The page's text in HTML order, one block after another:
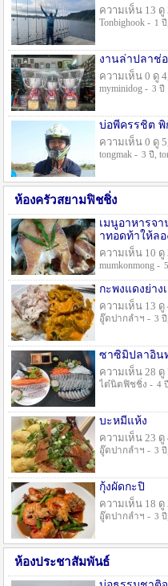
ความเห็น 13 ดู
Tonbighook - 1 ปี
งานล่าปลาช่
ความเห็น 0 ดู
myminidog - 3 ปี
บ่อพี่ครรชิต พิ
ความเห็น 0 ดู
tongmak - 3 ปี ,
ห้องครัวสยามฟิชชิ่ง
เมนูอาหารจ
าทอดท้าให้ลอ
ความเห็น 10 ดู
mumkonmong -
กะพงแดงย่าง
ความเห็น 13 ดู
อู๊ดปากลำฯ - 3 ปี
ซาซิมิปลาอิน
ความเห็น 28 ดู
ไต๋นิตฟิชชิ่ง - 4 ปี
บะหมี่แห้ง
ความเห็น 23 ดู
อู๊ดปากลำฯ - 3 ปี
กุ้งผัดกะปิ
ความเห็น 18 ดู
อู๊ดปากลำฯ - 3 ปี
ห้องประชาสัมพันธ์